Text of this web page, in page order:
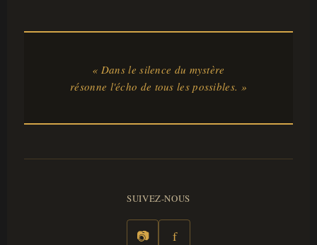
« Dans le silence du mystère
résonne l'écho de tous les possibles. »
SUIVEZ-NOUS
📷 f